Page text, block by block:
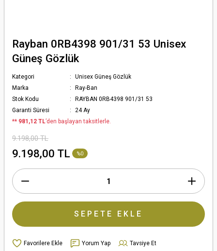
Rayban 0RB4398 901/31 53 Unisex
Güneş Gözlük
Kategori
Unisex Güneş Gözlük
Marka
Ray-Ban
Stok Kodu
RAYBAN 0RB4398 901/31 53
Garanti Süresi
24 Ay
** 981,12 TL’den başlayan taksitlerle.
9.198,00 TL
9.198,00 TL %0
SEPETE EKLE
Yorum Yap
Tavsiye Et